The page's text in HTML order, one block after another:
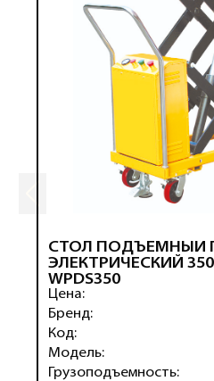
СТОЛ ПОДЪЕМНЫЙ
ЭЛЕКТРИЧЕСКИЙ
WPDS350
Цена:
Бренд:
Код:
Модель:
Грузоподъемность: